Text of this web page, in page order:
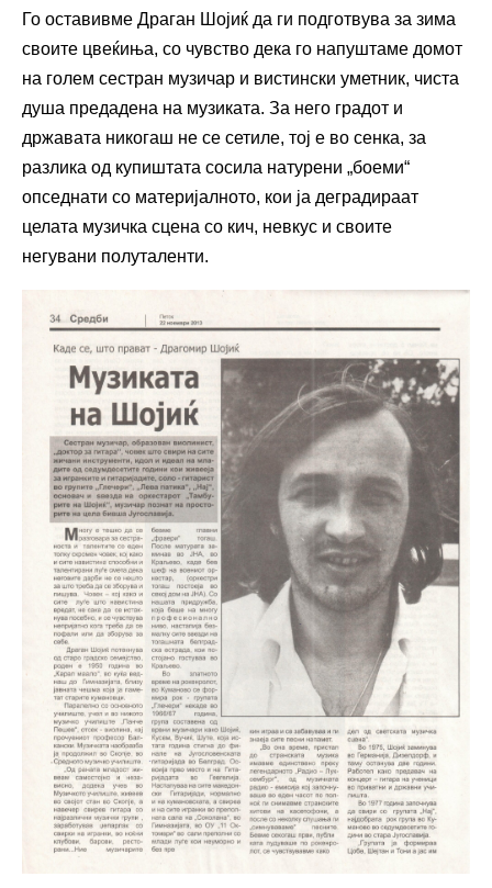
Го оставивме Драган Шојиќ да ги подготвува за зима
своите цвеќиња, со чувство дека го напуштаме домот
на голем сестран музичар и вистински уметник, чиста
душа предадена на музиката. За него градот и
државата никогаш не се сетиле, тој е во сенка, за
разлика од купиштата сосила натурени „боеми“
опседнати со материјалното, кои ја деградираат
целата музичка сцена со кич, невкус и своите
негувани полуталенти.